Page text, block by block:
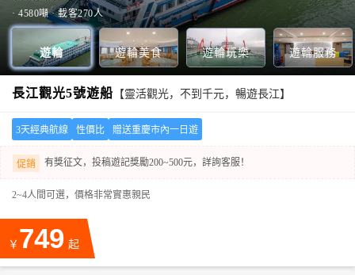
· 4580噸 · 載客270人
1層甲板
全部甲板 >
遊輪 遊輪美食 遊輪玩樂 遊輪服務
長江觀光5號遊船 【靈活觀光，不到千元，暢遊長江】
3天經典航線 性價比 贈送重慶市內一日遊
促銷 有獎征文，投稿遊記獎勵200~500元，詳詢客服！
2~4人間可選，價格非常實惠親民
￥ 749 起